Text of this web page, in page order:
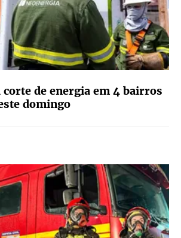
corte de energia em 4 bairros
domingo